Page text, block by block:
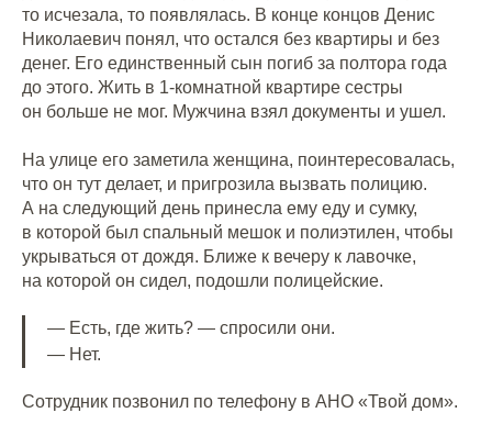
то исчезала, то появлялась. В конце концов Денис
Николаевич понял, что остался без квартиры и без
денег. Его единственный сын погиб за полтора года
до этого. Жить в 1-комнатной квартире сестры
он больше не мог. Мужчина взял документы и ушел.
На улице его заметила женщина, поинтересовалась,
что он тут делает, и пригрозила вызвать полицию.
А на следующий день принесла ему еду и сумку,
в которой был спальный мешок и полиэтилен, чтобы
укрываться от дождя. Ближе к вечеру к лавочке,
на которой он сидел, подошли полицейские.
— Есть, где жить? — спросили они.
— Нет.
Сотрудник позвонил по телефону в АНО «Твой дом».